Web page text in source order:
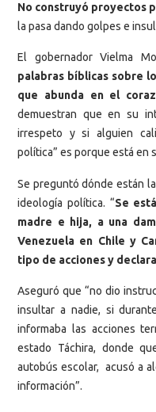
No construyó proyectos
la pasa dando golpes e
El gobernador Vielma
palabras bíblicas sobre
que abunda en el
demuestran que en su
irrespeto y si alguien
política” es porque está en
Se preguntó dónde están
ideología política. “Se
madre e hija, a una
Venezuela en Chile y
tipo de acciones y
Aseguró que “no dio
insultar a nadie, si
informaba las acciones
estado Táchira, donde
autobús escolar, acusó a
información”.